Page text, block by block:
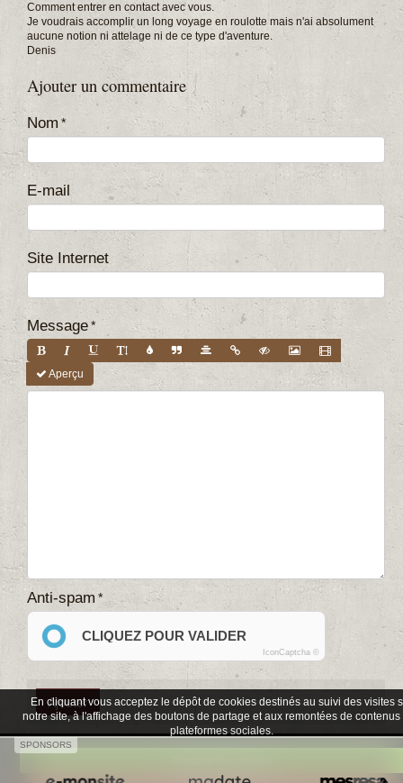
Comment entrer en contact avec vous.
Je voudrais accomplir un long voyage en roulotte mais n'ai absolument
aucune notion ni attelage ni de ce type d'aventure.
Denis
Ajouter un commentaire
Nom
E-mail
Site Internet
Message
Aperçu
Anti-spam
CLIQUEZ POUR VALIDER
IconCaptcha ©
Créer un site internet avec e-monsite Signaler un contenu illicite sur ce site
SPONSORS
En cliquant vous acceptez le dépôt de cookies destinés au suivi des visites
notre site, à l'affichage des boutons de partage et aux remontées de contenus
plateformes sociales.